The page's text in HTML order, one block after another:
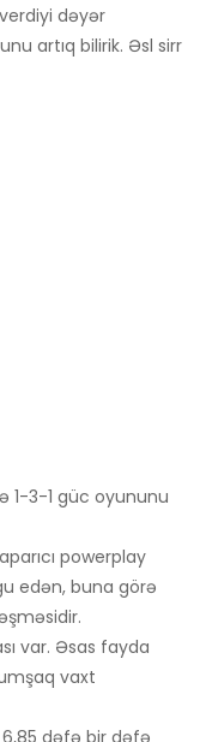
dəyər
artıq bilirik. Əsl sirr
1-3-1 güc oyununu
powerplay
edən, buna görə
var. Əsas fayda
vaxt